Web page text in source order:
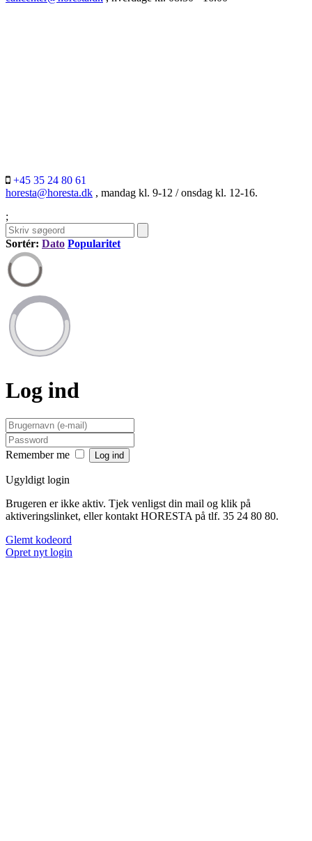
+45 35 24 80 61
horesta@horesta.dk , mandag kl. 9-12 / onsdag kl. 12-16.
;
Sortér: Dato Popularitet
Log ind
Remember me
Ugyldigt login
Brugeren er ikke aktiv. Tjek venligst din mail og klik på
aktiveringslinket, eller kontakt HORESTA på tlf. 35 24 80 80.
Glemt kodeord
Opret nyt login